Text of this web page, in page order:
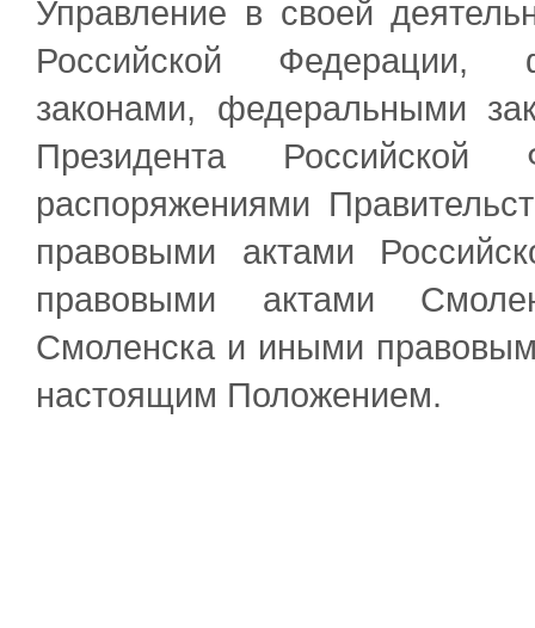
Управление в своей
Российской Федерации,
законами, федеральными
Президента Российской
распоряжениями
правовыми актами
правовыми актами
Смоленска и иными
настоящим Положением.